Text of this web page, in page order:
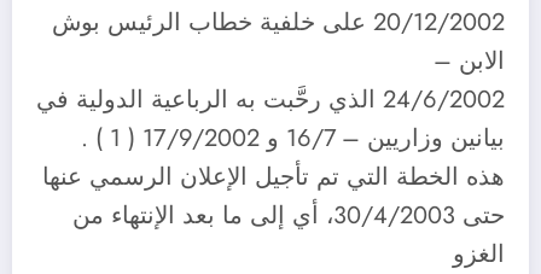
20/12/2002 على خلفية خطاب الرئيس بوش
الابن –
24/6/2002 الذي رحَّبت به الرباعية الدولية في
بيانين وزاريين – 16/7 و 17/9/2002 ( 1 ) .
هذه الخطة التي تم تأجيل الإعلان الرسمي عنها
حتى 30/4/2003، أي إلى ما بعد الإنتهاء من
الغزو